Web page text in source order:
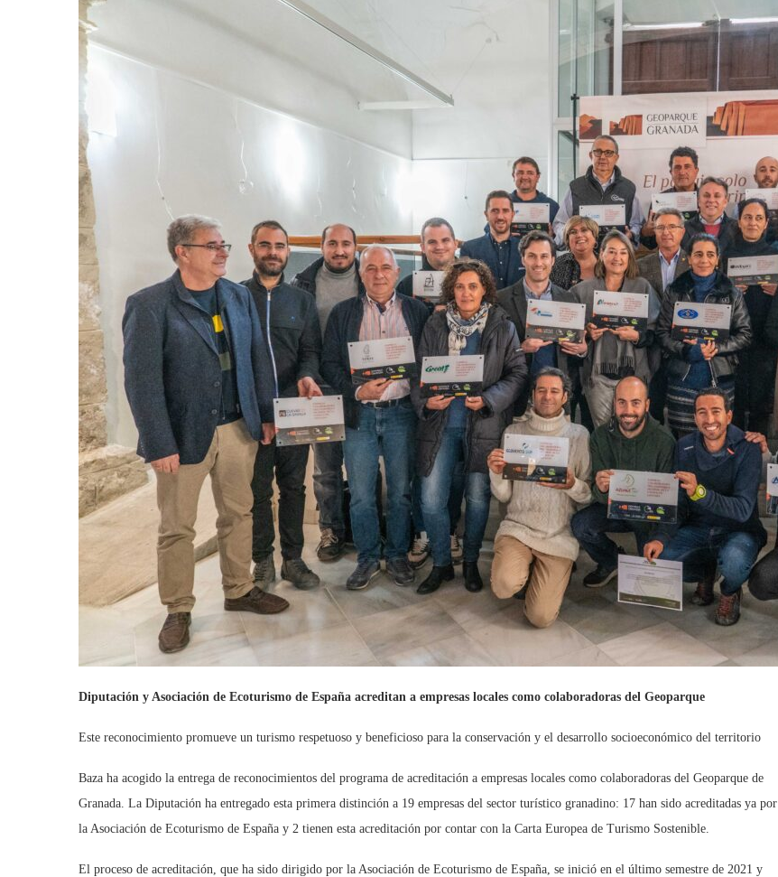
Diputación y Asociación de Ecoturismo de España acreditan a empresas locales como colaboradoras del Geoparque
Este reconocimiento promueve un turismo respetuoso y beneficioso para la conservación y el desarrollo socioeconómico del territorio
Baza ha acogido la entrega de reconocimientos del programa de acreditación a empresas locales como colaboradoras del Geoparque de
Granada. La Diputación ha entregado esta primera distinción a 19 empresas del sector turístico granadino: 17 han sido acreditadas ya por
la Asociación de Ecoturismo de España y 2 tienen esta acreditación por contar con la Carta Europea de Turismo Sostenible.
El proceso de acreditación, que ha sido dirigido por la Asociación de Ecoturismo de España, se inició en el último semestre de 2021 y